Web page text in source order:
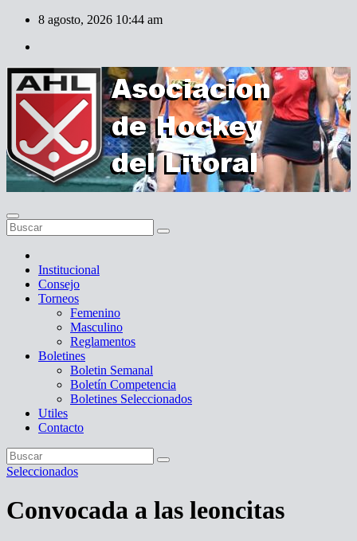
Skip
content
8 agosto, 2026 10:44 am
Institucional
Consejo
Torneos
Femenino
Masculino
Reglamentos
Boletines
Boletin Semanal
Boletín Competencia
Boletines Seleccionados
Utiles
Contacto
Seleccionados
Convocada a las leoncitas